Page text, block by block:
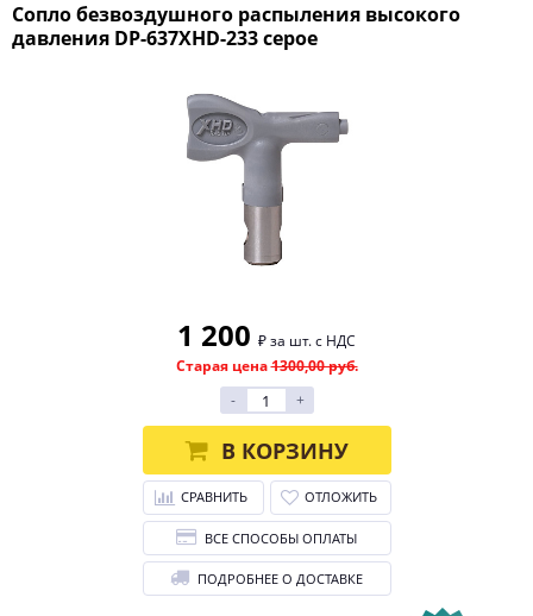
Сопло безвоздушного распыления высокого
давления DP-637XHD-233 серое
1 200 ₽ за шт. с НДС
Старая цена1300,00 руб.
-
+
В КОРЗИНУ
СРАВНИТЬ ОТЛОЖИТЬ
ВСЕ СПОСОБЫ ОПЛАТЫ
ПОДРОБНЕЕ О ДОСТАВКЕ